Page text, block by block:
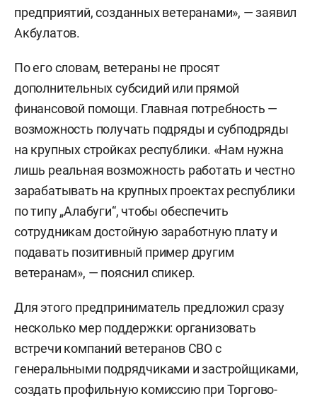
предприятий, созданных ветеранами», — заявил
Акбулатов.
По его словам, ветераны не просят
дополнительных субсидий или прямой
финансовой помощи. Главная потребность —
возможность получать подряды и субподряды
на крупных стройках республики. «Нам нужна
лишь реальная возможность работать и честно
зарабатывать на крупных проектах республики
по типу „Алабуги“, чтобы обеспечить
сотрудникам достойную заработную плату и
подавать позитивный пример другим
ветеранам», — пояснил спикер.
Для этого предприниматель предложил сразу
несколько мер поддержки: организовать
встречи компаний ветеранов СВО с
генеральными подрядчиками и застройщиками,
создать профильную комиссию при Торгово-